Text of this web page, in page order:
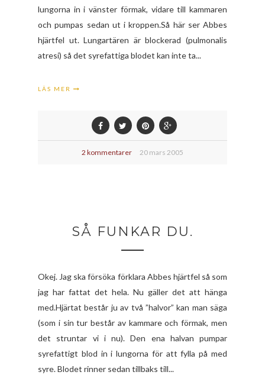
lungorna in i vänster förmak, vidare till kammaren
och pumpas sedan ut i kroppen.Så här ser Abbes
hjärtfel ut. Lungartären är blockerad (pulmonalis
atresi) så det syrefattiga blodet kan inte ta...
LÄS MER
2 kommentarer 20 mars 2005
SÅ FUNKAR DU.
Okej. Jag ska försöka förklara Abbes hjärtfel så som
jag har fattat det hela. Nu gäller det att hänga
med.Hjärtat består ju av två ”halvor” kan man säga
(som i sin tur består av kammare och förmak, men
det struntar vi i nu). Den ena halvan pumpar
syrefattigt blod in i lungorna för att fylla på med
syre. Blodet rinner sedan tillbaks till...